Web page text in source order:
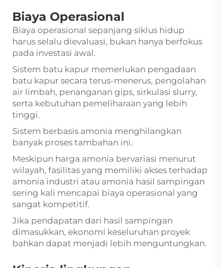
Biaya Operasional
Biaya operasional sepanjang siklus hidup
harus selalu dievaluasi, bukan hanya berfokus
pada investasi awal.
Sistem batu kapur memerlukan pengadaan
batu kapur secara terus-menerus, pengolahan
air limbah, penanganan gips, sirkulasi slurry,
serta kebutuhan pemeliharaan yang lebih
tinggi.
Sistem berbasis amonia menghilangkan
banyak proses tambahan ini.
Meskipun harga amonia bervariasi menurut
wilayah, fasilitas yang memiliki akses terhadap
amonia industri atau amonia hasil sampingan
sering kali mencapai biaya operasional yang
sangat kompetitif.
Jika pendapatan dari hasil sampingan
dimasukkan, ekonomi keseluruhan proyek
bahkan dapat menjadi lebih menguntungkan.